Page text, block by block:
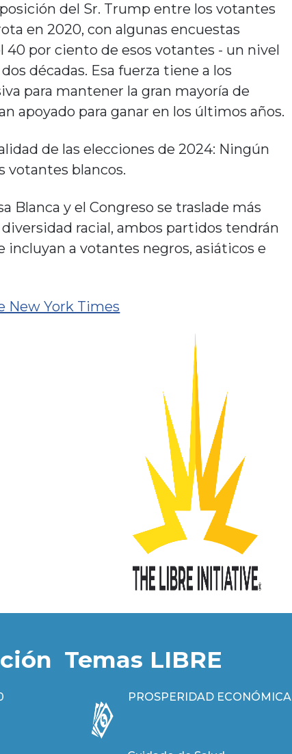
del Sr. Trump entre los votantes
en 2020, con algunas encuestas
por ciento de esos votantes - un nivel
décadas. Esa fuerza tiene a los
para mantener la gran mayoría de
apoyado para ganar en los últimos años.
de las elecciones de 2024: Ningún
votantes blancos.
Blanca y el Congreso se traslade más
racial, ambos partidos tendrán
incluyan a votantes negros, asiáticos e
New York Times
Temas LIBRE
PROSPERIDAD ECONÓMICA